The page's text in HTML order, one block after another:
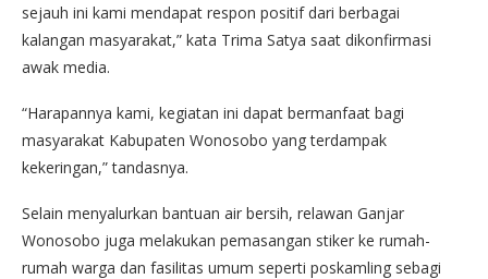
sejauh ini kami mendapat respon positif dari berbagai
kalangan masyarakat,” kata Trima Satya saat dikonfirmasi
awak media.
“Harapannya kami, kegiatan ini dapat bermanfaat bagi
masyarakat Kabupaten Wonosobo yang terdampak
kekeringan,” tandasnya.
Selain menyalurkan bantuan air bersih, relawan Ganjar
Wonosobo juga melakukan pemasangan stiker ke rumah-
rumah warga dan fasilitas umum seperti poskamling sebagi